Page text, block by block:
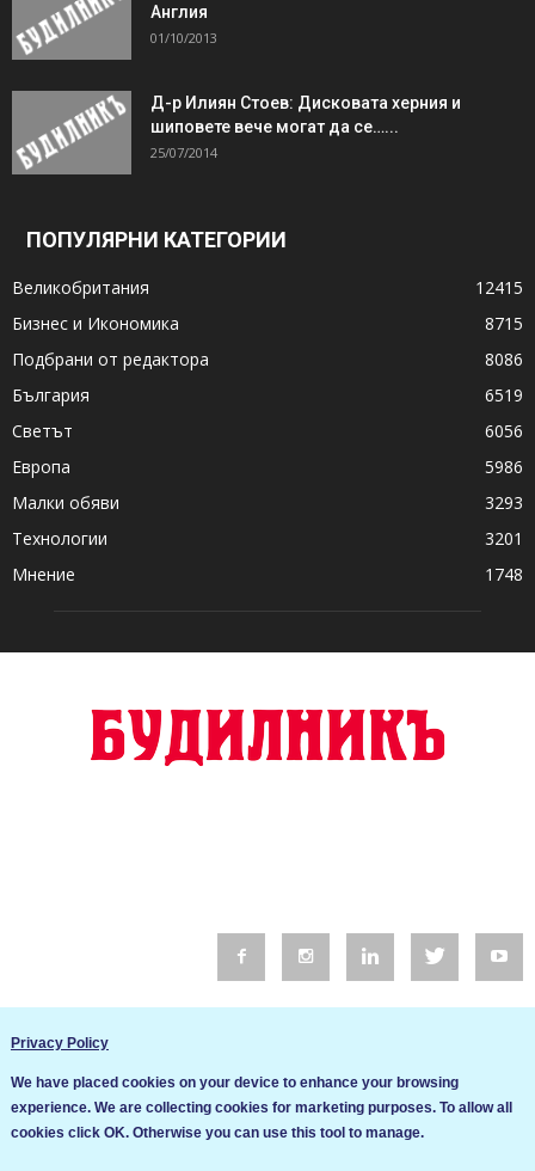
Англия
01/10/2013
Д-р Илиян Стоев: Дисковата херния и
шиповете вече могат да се…...
25/07/2014
ПОПУЛЯРНИ КАТЕГОРИИ
Великобритания
12415
Бизнес и Икономика
8715
Подбрани от редактора
8086
България
6519
Светът
6056
Европа
5986
Малки обяви
3293
Технологии
3201
Мнение
1748
Общи условия
Privacy Policy
We have placed cookies on your device to enhance your browsing
experience. We are collecting cookies for marketing purposes. To allow all
cookies click OK. Otherwise you can use this tool to manage.
Ние използваме бисквитки за да подобрим услугите си. Ако
продължите да посещавате този сайт, ние приемаме, че се